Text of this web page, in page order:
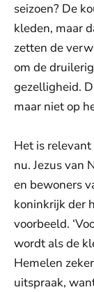
seizoen? De
kleden, maar
zetten de
om de
gezelligheid.
maar niet op
Het is
nu. Jezus van
en bewoners
koninkrijk der
voorbeeld.
wordt als de
Hemelen
uitspraak,